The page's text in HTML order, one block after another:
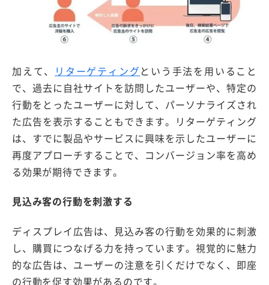
加えて、 リターゲティングという手法を用いること
で、過去に自社サイトを訪問したユーザーや、特定の
行動をとったユーザーに対して、パーソナライズされ
た広告を表示することもできます。リターゲティング
は、すでに製品やサービスに興味を示したユーザーに
再度アプローチすることで、コンバージョン率を高め
る効果が期待できます。
見込み客の行動を刺激する
ディスプレイ広告は、見込み客の行動を効果的に刺激
し、購買につなげる力を持っています。視覚的に魅力
的な広告は、ユーザーの注意を引くだけでなく、即座
の行動を促す効果があるのです。